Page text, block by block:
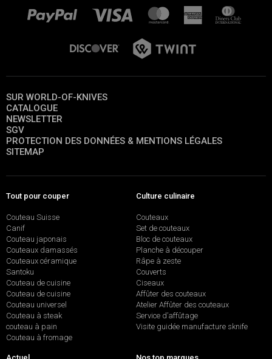
SUR WORLD-OF-KNIVES
CATALOGUE
NEWSLETTER
SGV
PROTECTION DES DONNÉES & MENTIONS LÉGALES
SITEMAP
Tout pour couper
Couteau Suisse
Canif
Couteau japonais
Couteaux damassés
Couteaux céramique
Santoku
Couteau de cuisine
Couteau de cuisine
Couteau universel
Couteau à steak
couteau à pain
Couteau à fromage
Culture culinaire
Couteaux
Set de couteaux
Bloc de couteaux
Planche à découper
Râpe à zeste
Couverts
Ciseaux
Affûter des couteaux
Atelier Affûter des couteaux
Service d’affûtage
Visite guidée manufacture sknife